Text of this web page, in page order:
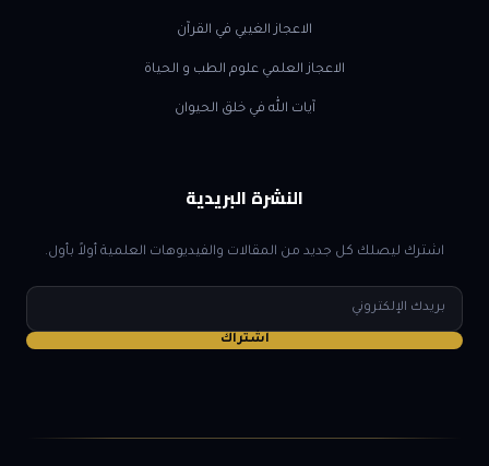
الاعجاز الغيبي في القرآن
الاعجاز العلمي علوم الطب و الحياة
آيات الله في خلق الحيوان
النشرة البريدية
اشترك ليصلك كل جديد من المقالات والفيديوهات العلمية أولاً بأول.
البريد
الإلكتروني
اشتراك